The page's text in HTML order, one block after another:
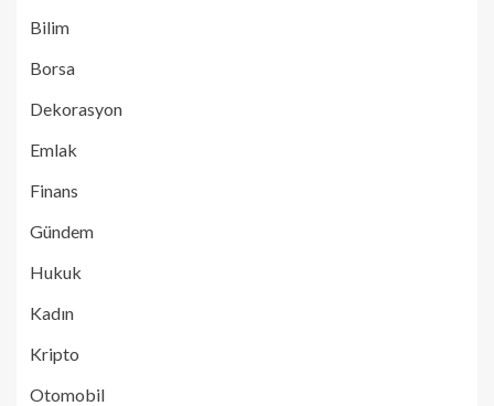
Bilim
Borsa
Dekorasyon
Emlak
Finans
Gündem
Hukuk
Kadın
Kripto
Otomobil